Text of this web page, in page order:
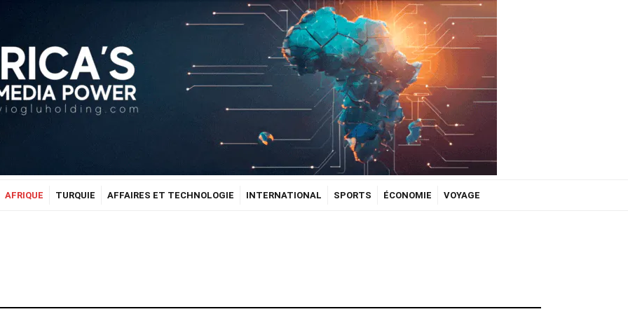
AFRIQUE TURQUIE AFFAIRES ET TECHNOLOGIE INTERNATIONAL SPORTS ÉCONOMIE VOYAGE